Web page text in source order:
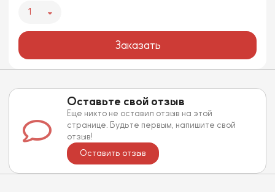
1
Заказать
Оставьте свой отзыв
Еще никто не оставил отзыв на этой
странице. Будьте первым, напишите свой
отзыв!
Оставить отзыв